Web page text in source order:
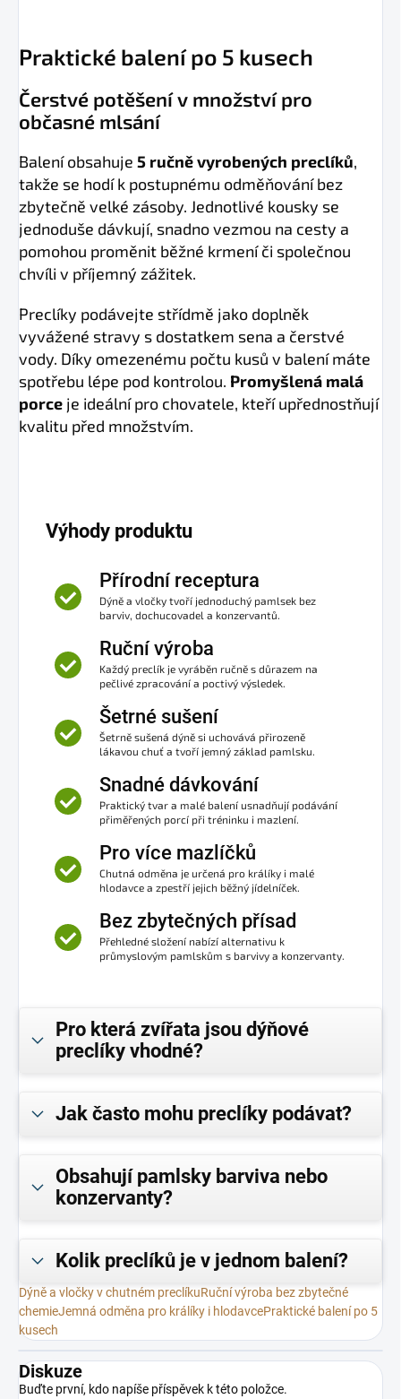
Praktické balení po 5 kusech
Čerstvé potěšení v množství pro
občasné mlsání
Balení obsahuje 5 ručně vyrobených preclíků,
takže se hodí k postupnému odměňování bez
zbytečně velké zásoby. Jednotlivé kousky se
jednoduše dávkují, snadno vezmou na cesty a
pomohou proměnit běžné krmení či společnou
chvíli v příjemný zážitek.
Preclíky podávejte střídmě jako doplněk
vyvážené stravy s dostatkem sena a čerstvé
vody. Díky omezenému počtu kusů v balení máte
spotřebu lépe pod kontrolou. Promyšlená malá
porce je ideální pro chovatele, kteří upřednostňují
kvalitu před množstvím.
Výhody produktu
Přírodní receptura
Dýně a vločky tvoří jednoduchý pamlsek bez
barviv, dochucovadel a konzervantů.
Ruční výroba
Každý preclík je vyráběn ručně s důrazem na
pečlivé zpracování a poctivý výsledek.
Šetrné sušení
Šetrně sušená dýně si uchovává přirozeně
lákavou chuť a tvoří jemný základ pamlsku.
Snadné dávkování
Praktický tvar a malé balení usnadňují podávání
přiměřených porcí při tréninku i mazlení.
Pro více mazlíčků
Chutná odměna je určená pro králíky i malé
hlodavce a zpestří jejich běžný jídelníček.
Bez zbytečných přísad
Přehledné složení nabízí alternativu k
průmyslovým pamlskům s barvivy a konzervanty.
Pro která zvířata jsou dýňové
preclíky vhodné?
Jak často mohu preclíky podávat?
Obsahují pamlsky barviva nebo
konzervanty?
Kolik preclíků je v jednom balení?
Dýně a vločky v chutném preclíkuRuční výroba bez zbytečné
chemieJemná odměna pro králíky i hlodavcePraktické balení po 5
kusech
Diskuze
Buďte první, kdo napíše příspěvek k této položce.